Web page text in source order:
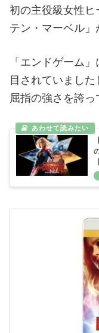
初の主役級女性
テン・マーベル」
「エンドゲーム
目されていまし
屈指の強さを誇っ